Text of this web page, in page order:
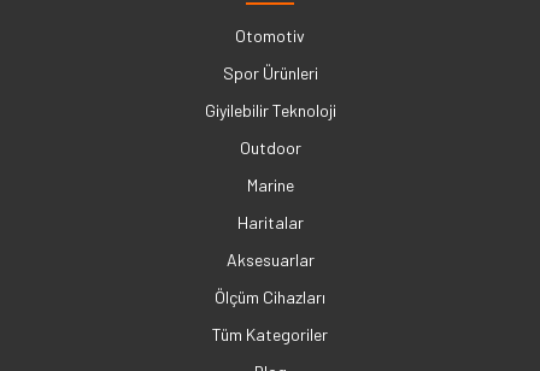
Otomotiv
Spor Ürünleri
Giyilebilir Teknoloji
Outdoor
Marine
Haritalar
Aksesuarlar
Ölçüm Cihazları
Tüm Kategoriler